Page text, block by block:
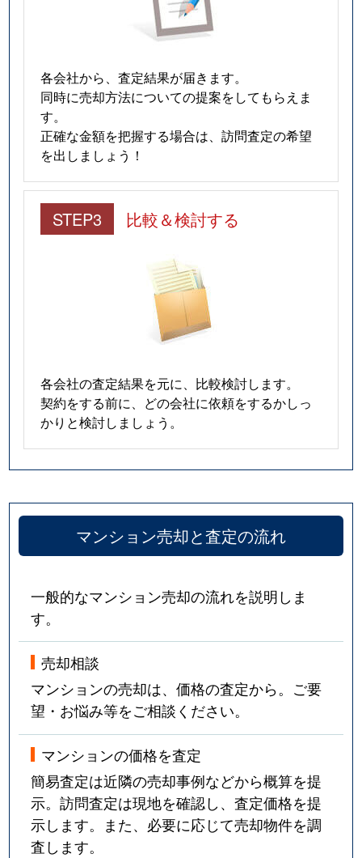
各会社から、査定結果が届きます。
同時に売却方法についての提案をしてもらえま
す。
正確な金額を把握する場合は、訪問査定の希望
を出しましょう！
STEP3 比較＆検討する
各会社の査定結果を元に、比較検討します。
契約をする前に、どの会社に依頼をするかしっ
かりと検討しましょう。
マンション売却と査定の流れ
一般的なマンション売却の流れを説明しま
す。
売却相談
マンションの売却は、価格の査定から。ご要
望・お悩み等をご相談ください。
マンションの価格を査定
簡易査定は近隣の売却事例などから概算を提
示。訪問査定は現地を確認し、査定価格を提
示します。また、必要に応じて売却物件を調
査します。